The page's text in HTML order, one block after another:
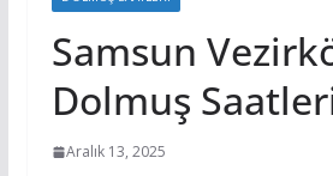
Samsun
Dolmuş
Aralık 13, 2025